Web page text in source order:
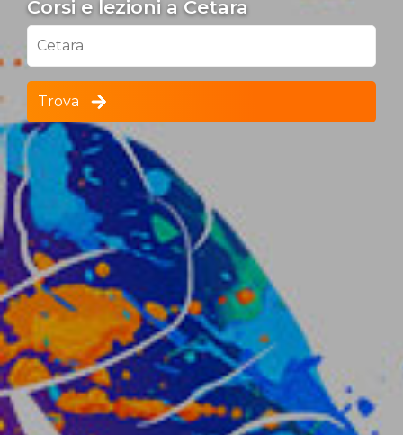
Corsi e lezioni a Cetara
Cetara
Trova